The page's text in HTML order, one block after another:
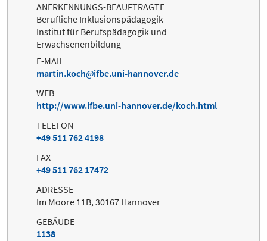
ANERKENNUNGS-BEAUFTRAGTE
Berufliche Inklusionspädagogik
Institut für Berufspädagogik und
Erwachsenenbildung
E-MAIL
martin.koch
ifbe.uni-hannover.de
WEB
http://www.ifbe.uni-hannover.de/koch.html
TELEFON
+49 511 762 4198
FAX
+49 511 762 17472
ADRESSE
Im Moore 11B, 30167 Hannover
GEBÄUDE
1138